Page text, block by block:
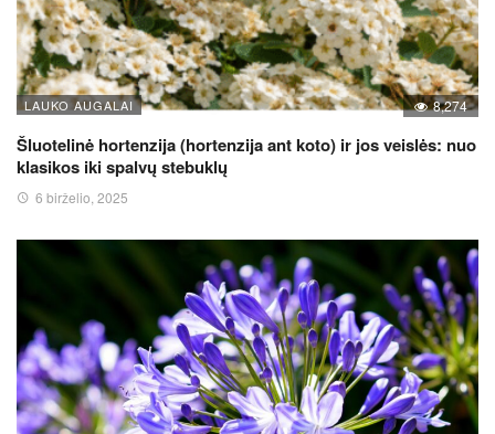
LAUKO AUGALAI 8,274
Šluotelinė hortenzija (hortenzija ant koto) ir jos veislės: nuo
klasikos iki spalvų stebuklų
6 birželio, 2025